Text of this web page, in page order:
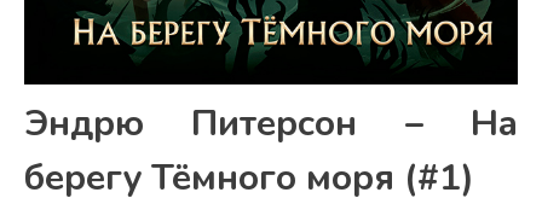
Эндрю Питерсон – На
берегу Тёмного моря (#1)